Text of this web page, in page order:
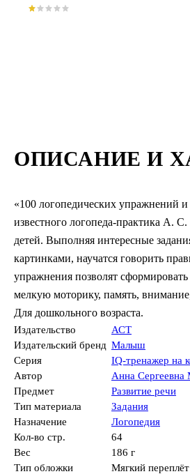
ОПИСАНИЕ И
«100 логопедических упражнений
известного логопеда-практика А.
детей. Выполняя интересные
картинками, научатся говорить
упражнения позволят
мелкую моторику, память,
Для дошкольного возраста.
Издательство
АСТ
Издательский бренд Малыш
Серия
IQ-тренажер на
Автор
Анна Сергеевна
Предмет
Развитие речи
Тип материала
Задания
Назначение
Логопедия
Кол-во стр.
64
Вес
186 г
Тип обложки
Мягкий переплёт